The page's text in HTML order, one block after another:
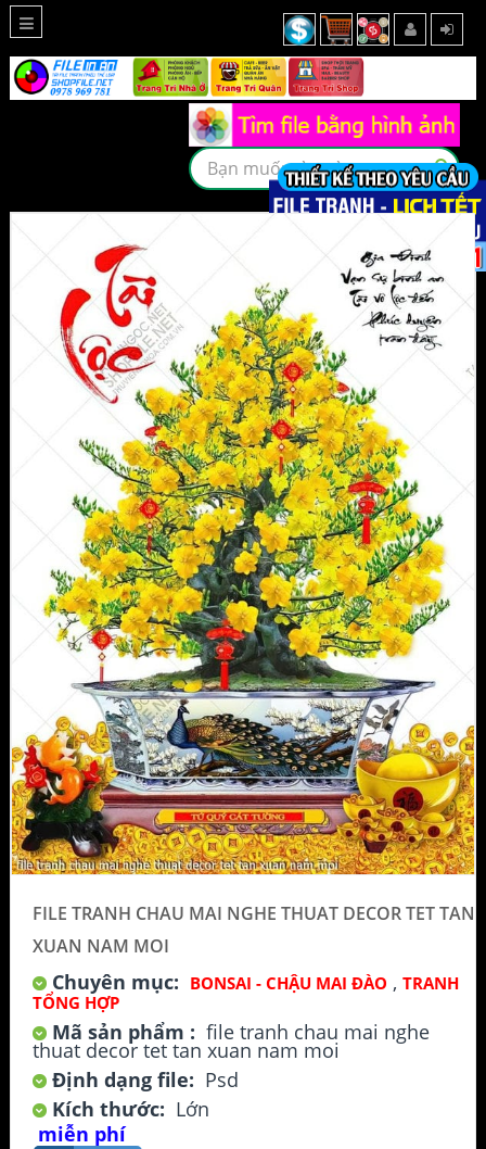
FILE TRANH CHAU MAI NGHE THUAT DECOR TET TAN
XUAN NAM MOI
Chuyên mục: BONSAI - CHẬU MAI ĐÀO , TRANH
TỔNG HỢP
Mã sản phẩm : file tranh chau mai nghe
thuat decor tet tan xuan nam moi
Định dạng file: Psd
Kích thước: Lớn
miễn phí